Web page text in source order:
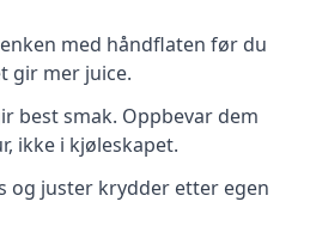
med håndflaten før du
gir mer juice.
best smak. Oppbevar dem
ikke i kjøleskapet.
og juster krydder etter egen